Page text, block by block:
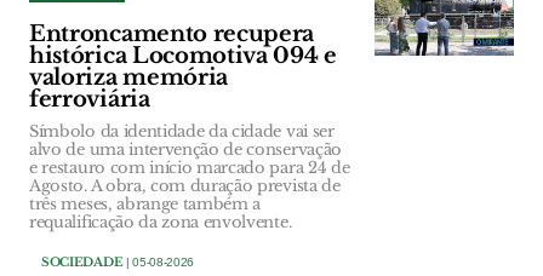
Entroncamento recupera
histórica Locomotiva 094 e
valoriza memória
ferroviária
Símbolo da identidade da cidade vai ser
alvo de uma intervenção de conservação
e restauro com início marcado para 24 de
Agosto. A obra, com duração prevista de
três meses, abrange também a
requalificação da zona envolvente.
SOCIEDADE| 05-08-2026